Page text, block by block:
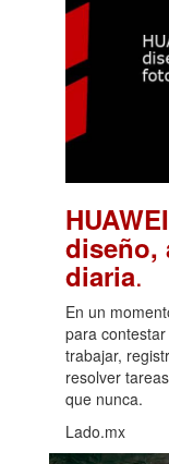
diseño,
diaria.
En un
para
trabajar,
resolver
que nunca.
Lado.mx